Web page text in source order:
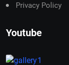
Privacy Policy
Youtube